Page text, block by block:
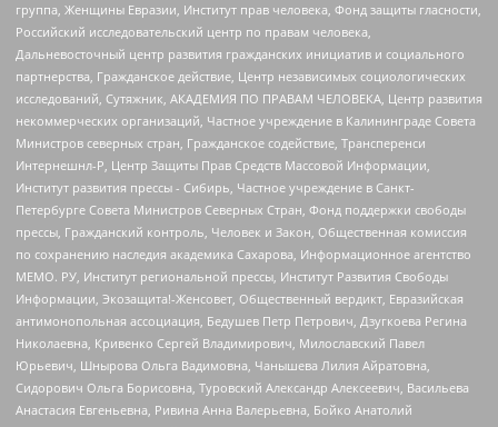
группа, Женщины Евразии, Институт прав человека, Фонд защиты гласности,
Российский исследовательский центр по правам человека,
Дальневосточный центр развития гражданских инициатив и социального
партнерства, Гражданское действие, Центр независимых социологических
исследований, Сутяжник, АКАДЕМИЯ ПО ПРАВАМ ЧЕЛОВЕКА, Центр развития
некоммерческих организаций, Частное учреждение в Калининграде Совета
Министров северных стран, Гражданское содействие, Трансперенси
Интернешнл-Р, Центр Защиты Прав Средств Массовой Информации,
Институт развития прессы - Сибирь, Частное учреждение в Санкт-
Петербурге Совета Министров Северных Стран, Фонд поддержки свободы
прессы, Гражданский контроль, Человек и Закон, Общественная комиссия
по сохранению наследия академика Сахарова, Информационное агентство
МЕМО. РУ, Институт региональной прессы, Институт Развития Свободы
Информации, Экозащита!-Женсовет, Общественный вердикт, Евразийская
антимонопольная ассоциация, Бедушев Петр Петрович, Дзугкоева Регина
Николаевна, Кривенко Сергей Владимирович, Милославский Павел
Юрьевич, Шнырова Ольга Вадимовна, Чанышева Лилия Айратовна,
Сидорович Ольга Борисовна, Туровский Александр Алексеевич, Васильева
Анастасия Евгеньевна, Ривина Анна Валерьевна, Бойко Анатолий